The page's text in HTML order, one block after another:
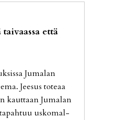
että
Ju­ma­lan
Jee­sus to­te­aa
kaut­taan Ju­ma­lan
us­ko­mal­